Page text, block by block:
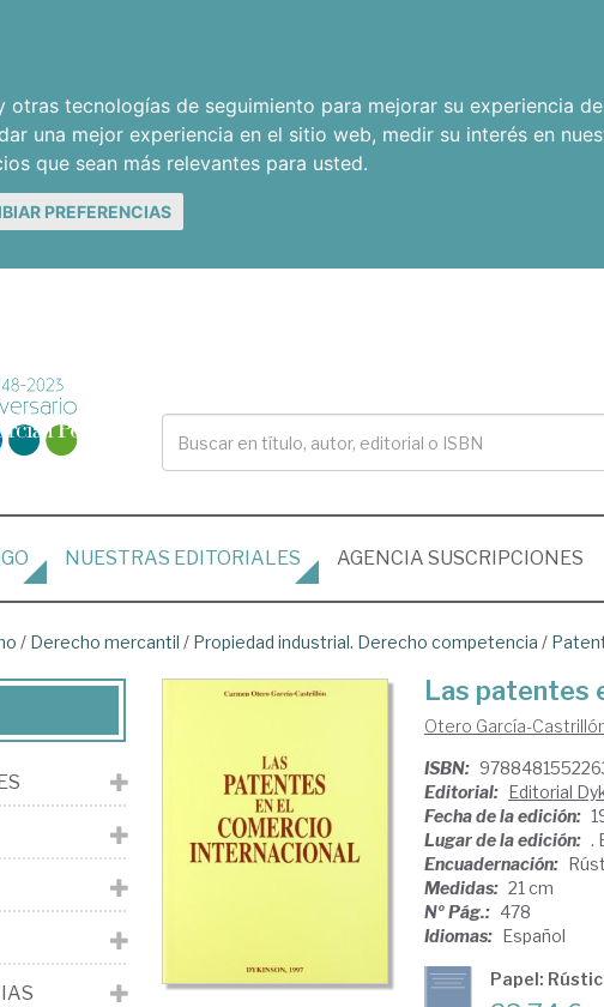
tecnologías de seguimiento para mejorar su experiencia
una mejor experiencia en el sitio web, medir su interés en
que sean más relevantes para usted.
PREFERENCIAS
NUESTRAS EDITORIALES AGENCIA SUSCRIPCIONES
/ Derecho mercantil / Propiedad industrial. Derecho competencia /
Las patentes
Otero García-
ISBN:
Editorial: Editorial
Fecha de la edición:
Lugar de la edición: .
Encuadernación:
Medidas: 21 cm
Nº Pág.: 478
Idiomas: Español
Papel: